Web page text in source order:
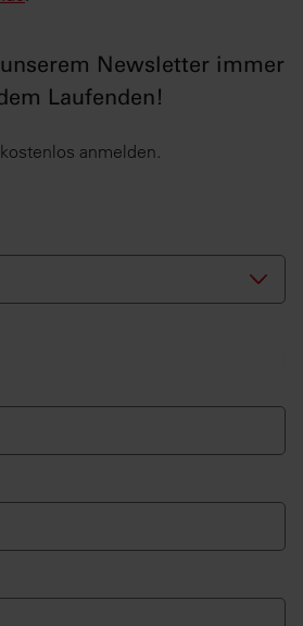
Newsletter immer
Laufenden!
anmelden.